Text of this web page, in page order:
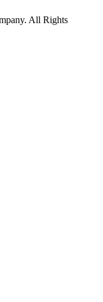
All Rights